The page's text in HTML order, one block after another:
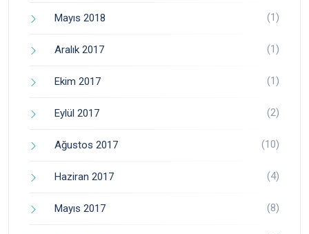
Mayıs 2018 (1)
Aralık 2017 (1)
Ekim 2017 (1)
Eylül 2017 (2)
Ağustos 2017 (10)
Haziran 2017 (4)
Mayıs 2017 (8)